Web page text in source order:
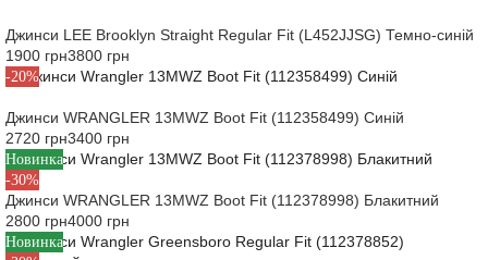
Джинси LEE Brooklyn Straight Regular Fit (L452JJSG) Темно-синій
1900 грн3800 грн
-20%
Джинси WRANGLER 13MWZ Boot Fit (112358499) Синій
2720 грн3400 грн
Новинка
-30%
Джинси WRANGLER 13MWZ Boot Fit (112378998) Блакитний
2800 грн4000 грн
Новинка